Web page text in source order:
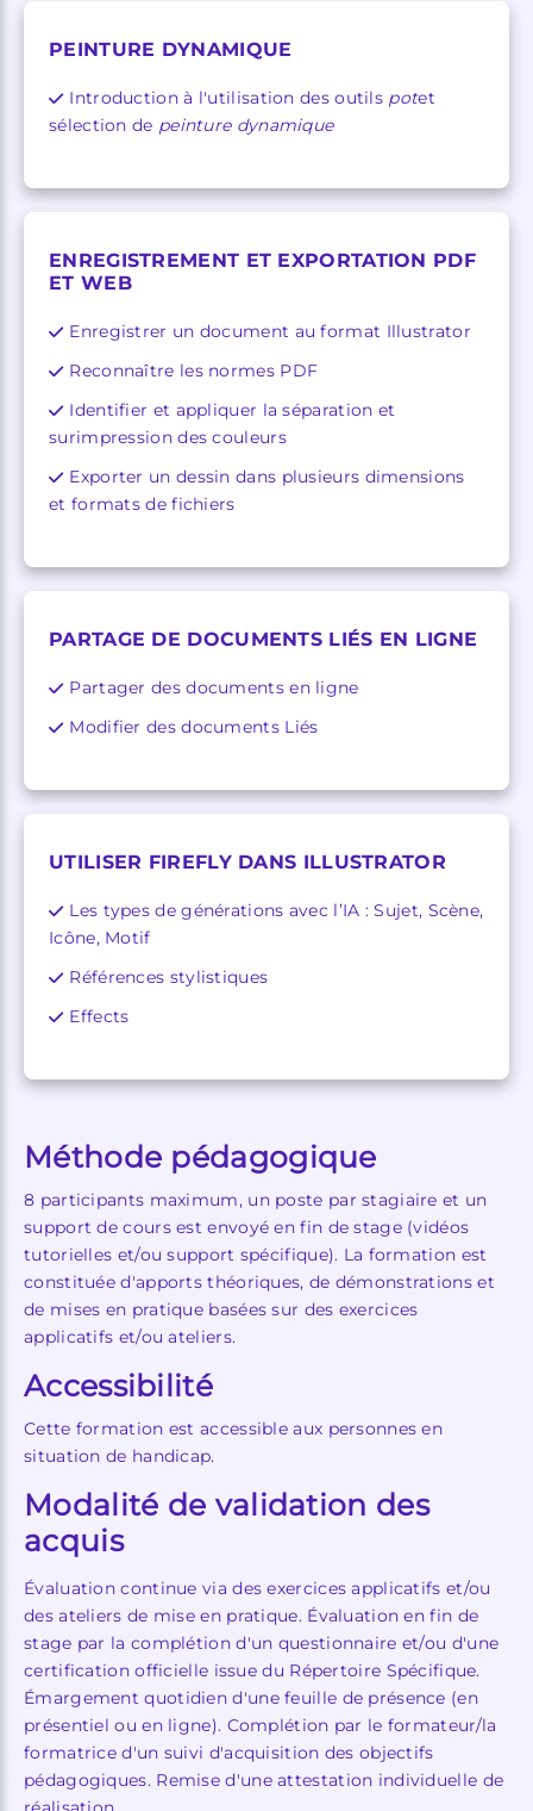
PEINTURE DYNAMIQUE
Introduction à l'utilisation des outils potet
sélection de peinture dynamique
ENREGISTREMENT ET EXPORTATION PDF
ET WEB
Enregistrer un document au format Illustrator
Reconnaître les normes PDF
Identifier et appliquer la séparation et
surimpression des couleurs
Exporter un dessin dans plusieurs dimensions
et formats de fichiers
PARTAGE DE DOCUMENTS LIÉS EN LIGNE
Partager des documents en ligne
Modifier des documents Liés
UTILISER FIREFLY DANS ILLUSTRATOR
Les types de générations avec l’IA : Sujet, Scène,
Icône, Motif
Références stylistiques
Effects
Méthode pédagogique
8 participants maximum, un poste par stagiaire et un
support de cours est envoyé en fin de stage (vidéos
tutorielles et/ou support spécifique). La formation est
constituée d'apports théoriques, de démonstrations et
de mises en pratique basées sur des exercices
applicatifs et/ou ateliers.
Accessibilité
Cette formation est accessible aux personnes en
situation de handicap.
Modalité de validation des
acquis
Évaluation continue via des exercices applicatifs et/ou
des ateliers de mise en pratique. Évaluation en fin de
stage par la complétion d'un questionnaire et/ou d'une
certification officielle issue du Répertoire Spécifique.
Émargement quotidien d'une feuille de présence (en
présentiel ou en ligne). Complétion par le formateur/la
formatrice d'un suivi d'acquisition des objectifs
pédagogiques. Remise d'une attestation individuelle de